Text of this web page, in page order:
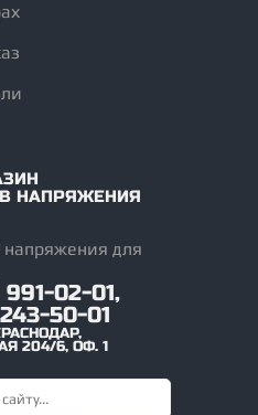
НАПРЯЖЕНИЯ
991-02-01,
50-01
,
204/6, ОФ. 1